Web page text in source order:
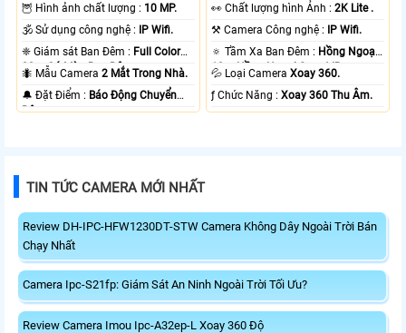
🦉 Hình ảnh chất lượng : 10 MP.
🕉️ Sử dụng công nghệ : IP Wifi.
❈ Giám sát Ban Đêm : Full Color
20m Có Màu Ban Ðêm.
🐜 Mẫu Camera2 Mắt Trong Nhà.
️🔔 Đặt Điểm : Báo Động Chuyển
Động.
️👀 Chất lượng hình Ảnh :2K Lite .
⚒ Camera Công nghệ : IP Wifi.
🔅 Tầm Xa Ban Đêm : Hồng Ngoại
10m Hồng Ngoại Smart IR.
💦 Loại CameraXoay 360.
️ƒ Chức Năng :Xoay 360 Thu Âm.
TIN TỨC CAMERA MỚI NHẤT
Review DH-IPC-HFW1230DT-STW Camera Không Dây Ngoài Trời Bán
Chạy Nhất
Camera Ipc-S21fp: Giám Sát An Ninh Ngoài Trời Tối Ưu?
Review Camera Imou Ipc-A32ep-L Xoay 360 Độ